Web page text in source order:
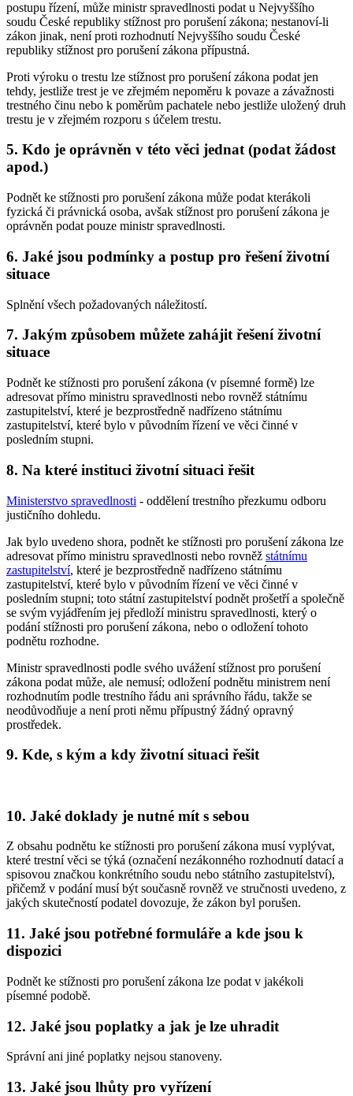
postupu řízení, může ministr spravedlnosti podat u Nejvyššího
soudu České republiky stížnost pro porušení zákona; nestanoví-li
zákon jinak, není proti rozhodnutí Nejvyššího soudu České
republiky stížnost pro porušení zákona přípustná.
Proti výroku o trestu lze stížnost pro porušení zákona podat jen
tehdy, jestliže trest je ve zřejmém nepoměru k povaze a závažnosti
trestného činu nebo k poměrům pachatele nebo jestliže uložený druh
trestu je v zřejmém rozporu s účelem trestu.
5. Kdo je oprávněn v této věci jednat (podat žádost
apod.)
Podnět ke stížnosti pro porušení zákona může podat kterákoli
fyzická či právnická osoba, avšak stížnost pro porušení zákona je
oprávněn podat pouze ministr spravedlnosti.
6. Jaké jsou podmínky a postup pro řešení životní
situace
Splnění všech požadovaných náležitostí.
7. Jakým způsobem můžete zahájit řešení životní
situace
Podnět ke stížnosti pro porušení zákona (v písemné formě) lze
adresovat přímo ministru spravedlnosti nebo rovněž státnímu
zastupitelství, které je bezprostředně nadřízeno státnímu
zastupitelství, které bylo v původním řízení ve věci činné v
posledním stupni.
8. Na které instituci životní situaci řešit
Ministerstvo spravedlnosti - oddělení trestního přezkumu odboru
justičního dohledu.
Jak bylo uvedeno shora, podnět ke stížnosti pro porušení zákona lze
adresovat přímo ministru spravedlnosti nebo rovněž státnímu
zastupitelství, které je bezprostředně nadřízeno státnímu
zastupitelství, které bylo v původním řízení ve věci činné v
posledním stupni; toto státní zastupitelství podnět prošetří a společně
se svým vyjádřením jej předloží ministru spravedlnosti, který o
podání stížnosti pro porušení zákona, nebo o odložení tohoto
podnětu rozhodne.
Ministr spravedlnosti podle svého uvážení stížnost pro porušení
zákona podat může, ale nemusí; odložení podnětu ministrem není
rozhodnutím podle trestního řádu ani správního řádu, takže se
neodůvodňuje a není proti němu přípustný žádný opravný
prostředek.
9. Kde, s kým a kdy životní situaci řešit
10. Jaké doklady je nutné mít s sebou
Z obsahu podnětu ke stížnosti pro porušení zákona musí vyplývat,
které trestní věci se týká (označení nezákonného rozhodnutí datací a
spisovou značkou konkrétního soudu nebo státního zastupitelství),
přičemž v podání musí být současně rovněž ve stručnosti uvedeno, z
jakých skutečností podatel dovozuje, že zákon byl porušen.
11. Jaké jsou potřebné formuláře a kde jsou k
dispozici
Podnět ke stížnosti pro porušení zákona lze podat v jakékoli
písemné podobě.
12. Jaké jsou poplatky a jak je lze uhradit
Správní ani jiné poplatky nejsou stanoveny.
13. Jaké jsou lhůty pro vyřízení